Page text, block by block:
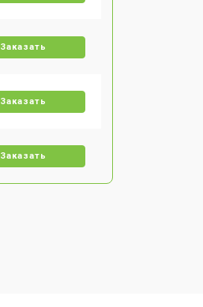
Заказать
Заказать
Заказать